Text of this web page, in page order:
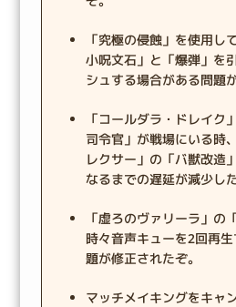
「究極の侵蝕」を使用し
小呪文石」と「爆弾」を
シュする場合がある問題
「コールダラ・ドレイク
司令官」が戦場にいる時
レクサー」の「バ獣改造
なるまでの遅延が減少した
「虚ろのヴァリーラ」の
時々音声キューを2回再
題が修正されたぞ。
マッチメイキングをキャ